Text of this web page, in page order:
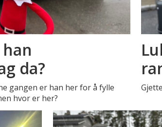
da?
gangen er han her for å fylle
hvor er her?